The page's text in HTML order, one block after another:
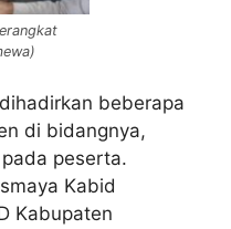
beberapa
di bidangnya,
peserta.
Kabid
Kabupaten